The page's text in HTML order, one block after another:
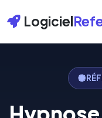
Logiciel